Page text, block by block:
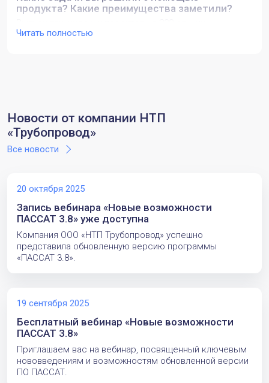
продукта? Какие преимущества заметили?
оборудования (ёмкости, колонны, реакторы,
штуцера в обечайку (задача, решаемая методом
конечных элементов).Сокращение сроков разработки
документации по сравнению с традиционными
подходами (ручной расчет и менее удобное ПО).
Читать полностью
Новости от компании НТП
«Трубопровод»
Все новости
20 октября 2025
Запись вебинара «Новые возможности
ПАССАТ 3.8» уже доступна
Компания ООО «НТП Трубопровод» успешно
представила обновленную версию программы
«ПАССАТ 3.8».
19 сентября 2025
Бесплатный вебинар «Новые возможности
ПАССАТ 3.8»
Приглашаем вас на вебинар, посвященный ключевым
нововведениям и возможностям обновленной версии
ПО ПАССАТ.